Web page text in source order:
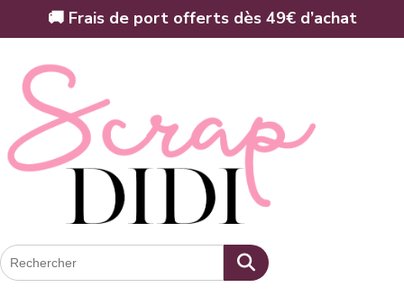
🚚 Frais de port offerts dès 49€ d’achat